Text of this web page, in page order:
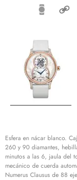
Esfera en nácar blanco.
260 y 90 diamantes,
minutos a las 6, jaula del
mecánico de cuerda
Numerus Clausus de 88